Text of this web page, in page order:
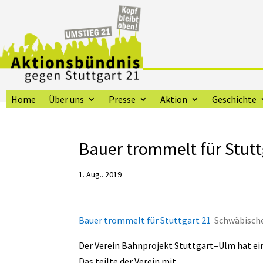
Home Über uns Presse Aktion Geschichte
Bauer trommelt für
1. Aug.. 2019
Bauer trommelt für Stuttgart 21
Der Verein Bahnprojekt Stuttgart–Ulm hat